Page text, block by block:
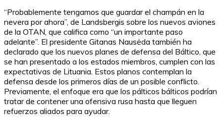
“Probablemente tengamos que guardar el champán en la
nevera por ahora”, de Landsbergis sobre los nuevos aviones
de la OTAN, que califica como “un importante paso
adelante”. El presidente Gitanas Nausėda también ha
declarado que los nuevos planes de defensa del Báltico, que
se han presentado a los estados miembros, cumplen con las
expectativas de Lituania. Estos planos contemplan la
defensa desde los primeros días de un posible conflicto.
Previamente, el enfoque era que los pálticos bálticos podrían
tratar de contener una ofensiva rusa hasta que lleguen
refuerzos aliados para ayudar.